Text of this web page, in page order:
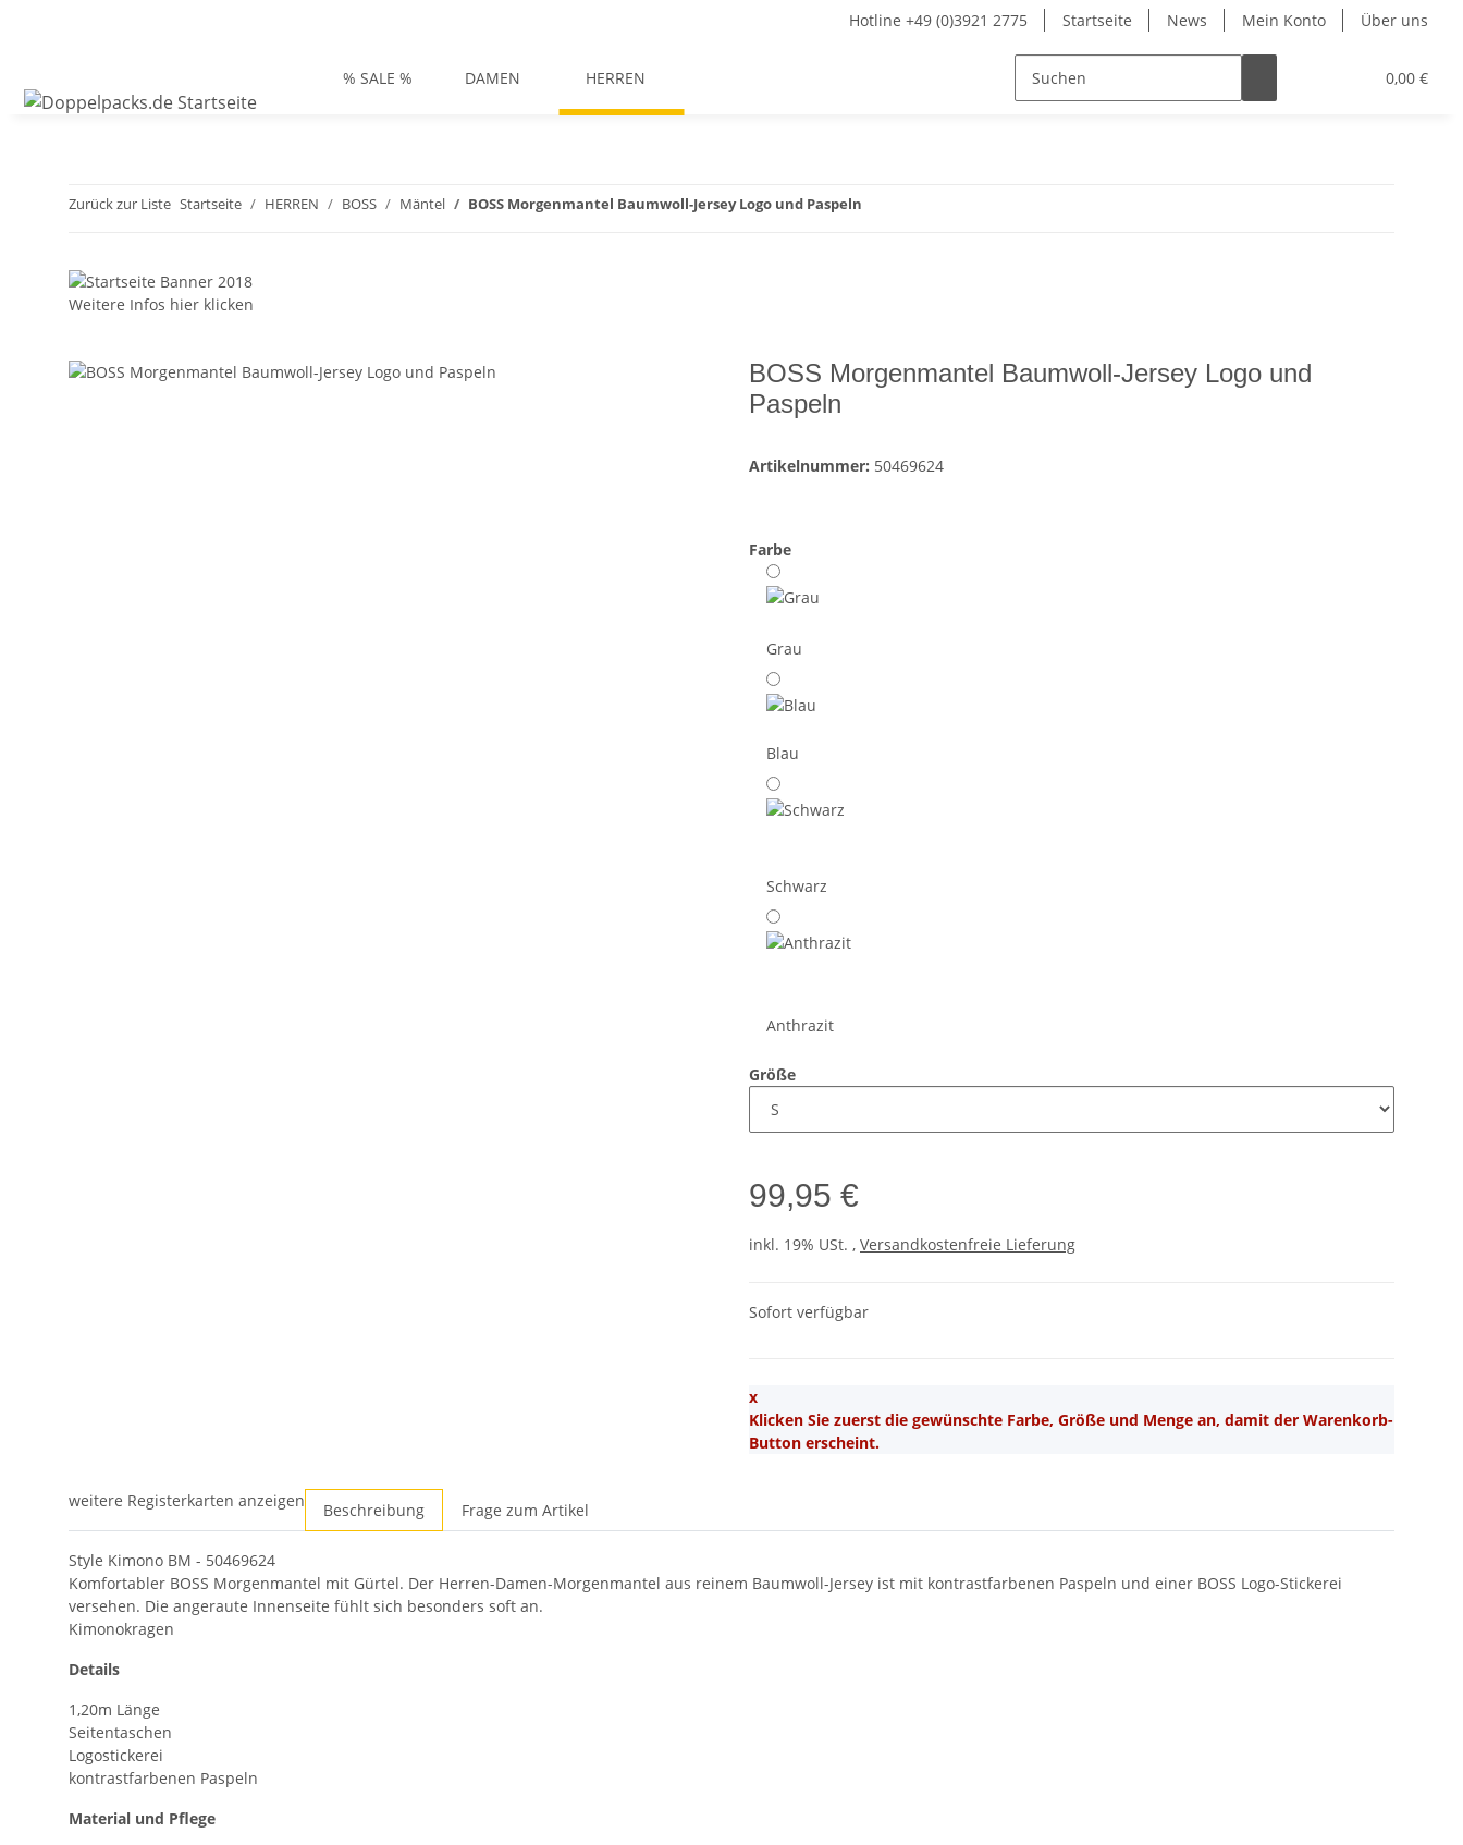
Hotline +49 (0)3921 2775 Startseite News Mein Konto Über uns
0,00 €
% SALE % DAMEN HERREN
Zurück zur Liste Startseite HERREN BOSS Mäntel BOSS Morgenmantel Baumwoll-Jersey Logo und Paspeln
Weitere Infos hier klicken
BOSS Morgenmantel Baumwoll-Jersey Logo und
Paspeln
Artikelnummer: 50469624
Farbe
Grau
Blau
Schwarz
Anthrazit
Größe
99,95 €
inkl. 19% USt. , Versandkostenfreie Lieferung
Sofort verfügbar
x
Klicken Sie zuerst die gewünschte Farbe, Größe und Menge an, damit der Warenkorb-
Button erscheint.
weitere Registerkarten anzeigen Beschreibung Frage zum Artikel
Style Kimono BM - 50469624
Komfortabler BOSS Morgenmantel mit Gürtel. Der Herren-Damen-Morgenmantel aus reinem Baumwoll-Jersey ist mit kontrastfarbenen Paspeln und einer BOSS Logo-Stickerei
versehen. Die angeraute Innenseite fühlt sich besonders soft an.
Kimonokragen
Details
1,20m Länge
Seitentaschen
Logostickerei
kontrastfarbenen Paspeln
Material und Pflege